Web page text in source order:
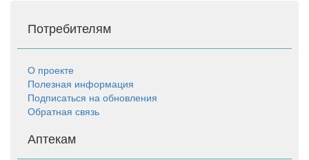
Потребителям
О проекте
Полезная информация
Подписаться на обновления
Обратная связь
Аптекам